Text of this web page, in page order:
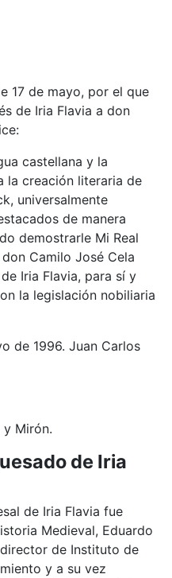
17 de mayo, por el que
de Iria Flavia a don
castellana y la
la creación literaria de
universalmente
de manera
demostrarle Mi Real
Camilo José Cela
Iria Flavia, para sí y
la legislación nobiliaria
de 1996. Juan Carlos
y Mirón.
de Iria
de Iria Flavia fue
Medieval, Eduardo
de Instituto de
y a su vez